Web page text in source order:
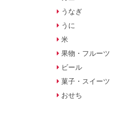
うなぎ
うに
米
果物・フルーツ
ビール
菓子・スイーツ
おせち